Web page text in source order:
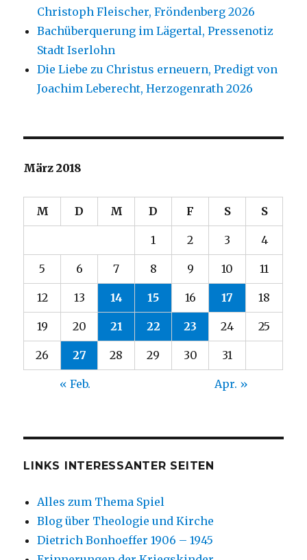
Christoph Fleischer, Fröndenberg 2026
Bachüberquerung im Lägertal, Pressenotiz
Stadt Iserlohn
Die Liebe zu Christus erneuern, Predigt von
Joachim Leberecht, Herzogenrath 2026
März 2018
M D M D F S S
1 2 3 4
5 6 7 8 9 10 11
12 13 14 15 16 17 18
19 20 21 22 23 24 25
26 27 28 29 30 31
« Feb. Apr. »
LINKS INTERESSANTER SEITEN
Alles zum Thema Spiel
Blog über Theologie und Kirche
Dietrich Bonhoeffer 1906 – 1945